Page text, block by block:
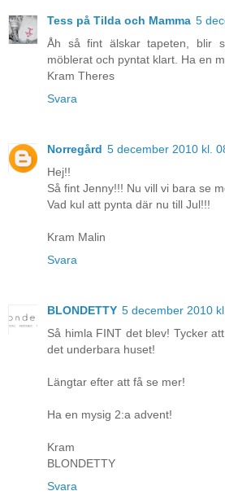
Tess på Tilda och Mamma 5
Åh så fint älskar tapeten, blir
möblerat och pyntat klart. Ha en
Kram Theres
Svara
Norregård 5 december 2010 kl.
Hej!!
Så fint Jenny!!! Nu vill vi bara se
Vad kul att pynta där nu till Jul!!!
Kram Malin
Svara
BLONDETTY 5 december 2010
Så himla FINT det blev! Tycker
det underbara huset!
Längtar efter att få se mer!
Ha en mysig 2:a advent!
Kram
BLONDETTY
Svara